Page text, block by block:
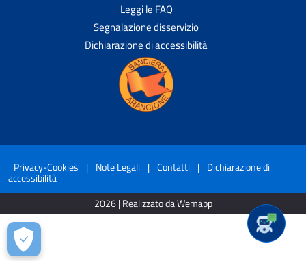
Leggi le FAQ
Segnalazione disservizio
Dichiarazione di accessibilità
Privacy-Cookies | Note Legali | Contatti | Dichiarazione di
accessibilità
2026 | Realizzato da Wemapp